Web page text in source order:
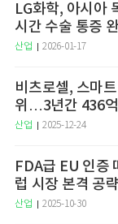
LG화학, 아시아
시간 수술 통증
산업 2026-01-17
비츠로셀, 스마
위…3년간 436억
산업 2025-12-24
FDA급 EU 인
럽 시장 본격 공
산업 2025-10-30